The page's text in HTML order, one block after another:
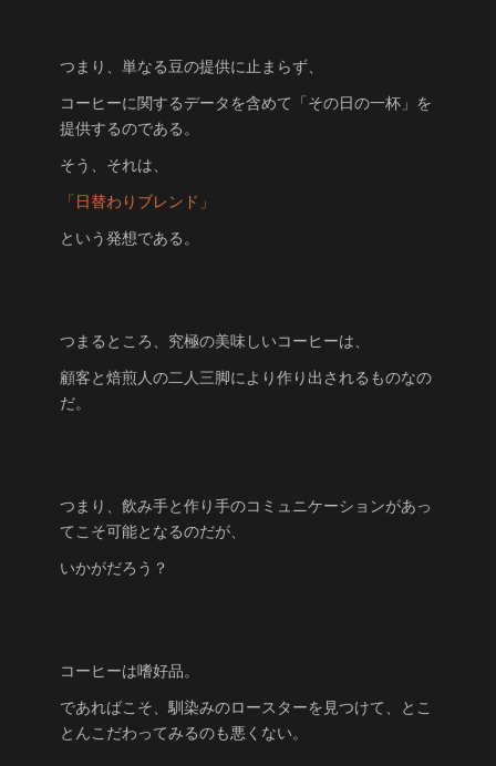
つまり、単なる豆の提供に止まらず、
コーヒーに関するデータを含めて「その日の一杯」を
提供するのである。
そう、それは、
「日替わりブレンド」
という発想である。
つまるところ、究極の美味しいコーヒーは、
顧客と焙煎人の二人三脚により作り出されるものなの
だ。
つまり、飲み手と作り手のコミュニケーションがあっ
てこそ可能となるのだが、
いかがだろう？
コーヒーは嗜好品。
であればこそ、馴染みのロースターを見つけて、とこ
とんこだわってみるのも悪くない。